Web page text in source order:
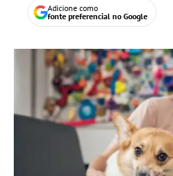
Adicione como
fonte preferencial no Google